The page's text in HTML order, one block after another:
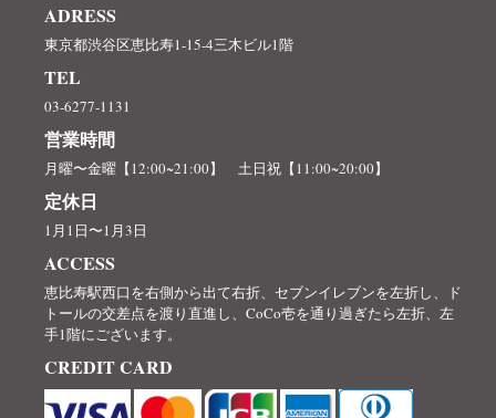
ADRESS
東京都渋谷区恵比寿1-15-4三木ビル1階
TEL
03-6277-1131
営業時間
月曜〜金曜【12:00~21:00】 土日祝【11:00~20:00】
定休日
1月1日〜1月3日
ACCESS
恵比寿駅西口を右側から出て右折、セブンイレブンを左折し、ド
トールの交差点を渡り直進し、CoCo壱を通り過ぎたら左折、左
手1階にございます。
CREDIT CARD